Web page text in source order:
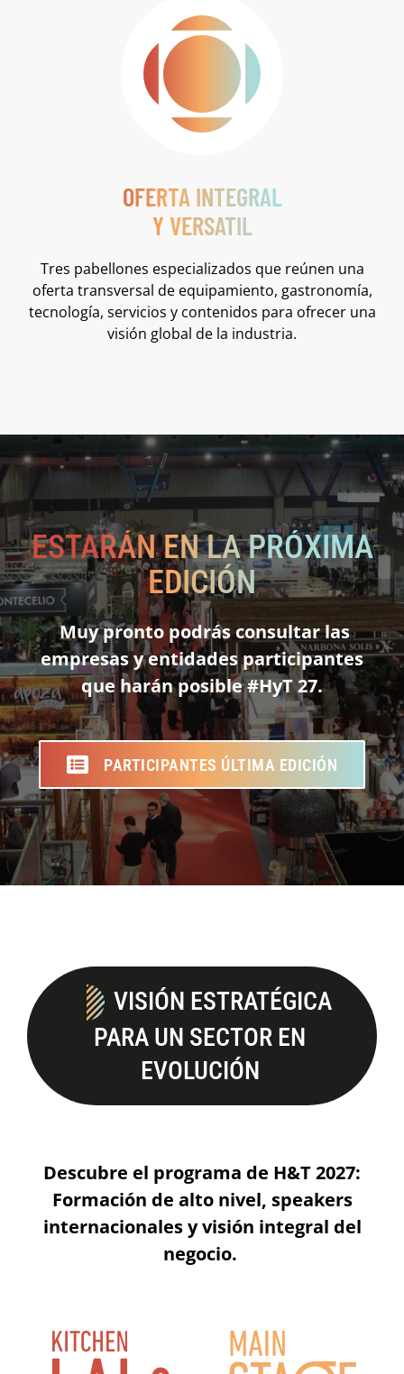
OFERTA INTEGRAL
Y VERSATIL
Tres pabellones especializados que reúnen una
oferta transversal de equipamiento, gastronomía,
tecnología, servicios y contenidos para ofrecer una
visión global de la industria.
ESTARÁN EN LA PRÓXIMA
EDICIÓN
Muy pronto podrás consultar las
empresas y entidades participantes
que harán posible #HyT 27.
PARTICIPANTES ÚLTIMA EDICIÓN
VISIÓN ESTRATÉGICA
PARA UN SECTOR EN
EVOLUCIÓN
Descubre el programa de H&T 2027:
Formación de alto nivel, speakers
internacionales y visión integral del
negocio.